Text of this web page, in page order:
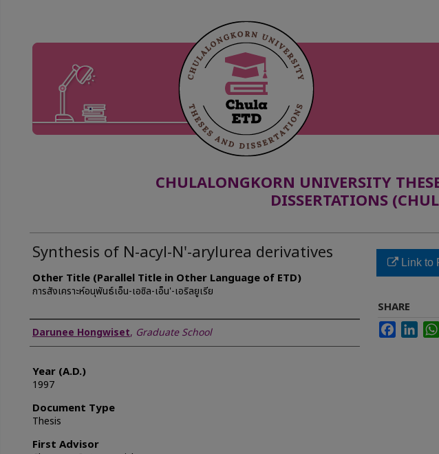
CHULALONGKORN UNIVERSITY
DISSERTATIONS
Synthesis of N-acyl-N'-arylurea derivatives
Other Title (Parallel Title in Other Language of ETD)
การสังเคราะห์อนุพันธ์เอ็น-เอซิล-เอ็น'-เอริลยูเรีย
Author
Darunee Hongwiset, Graduate School
Year (A.D.)
1997
Document Type
Thesis
First Advisor
Link to
SHARE
Facebook